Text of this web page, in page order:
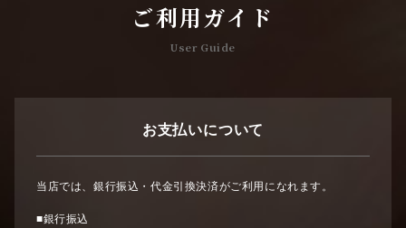
ご利用ガイド
User Guide
お支払いについて
当店では、銀行振込・代金引換決済がご利用になれます。
■銀行振込